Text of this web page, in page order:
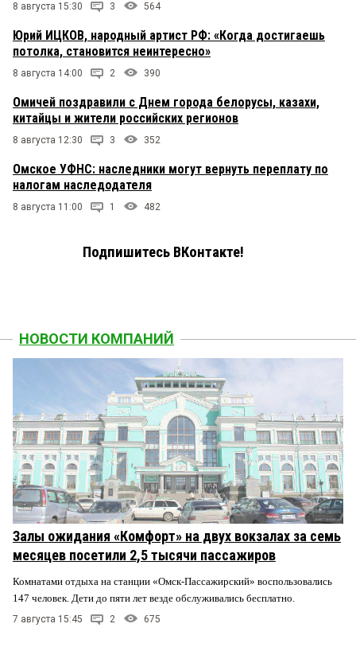
8 августа 15:30 3 564
Юрий ИЦКОВ, народный артист РФ: «Когда достигаешь
потолка, становится неинтересно»
8 августа 14:00 2 390
Омичей поздравили с Днем города белорусы, казахи,
китайцы и жители российских регионов
8 августа 12:30 3 352
Омское УФНС: наследники могут вернуть переплату по
налогам наследодателя
8 августа 11:00 1 482
Подпишитесь ВКонтакте!
НОВОСТИ КОМПАНИЙ
Залы ожидания «Комфорт» на двух вокзалах за семь
месяцев посетили 2,5 тысячи пассажиров
Комнатами отдыха на станции «Омск-Пассажирский» воспользовались
147 человек. Дети до пяти лет везде обслуживались бесплатно.
7 августа 15:45 2 675